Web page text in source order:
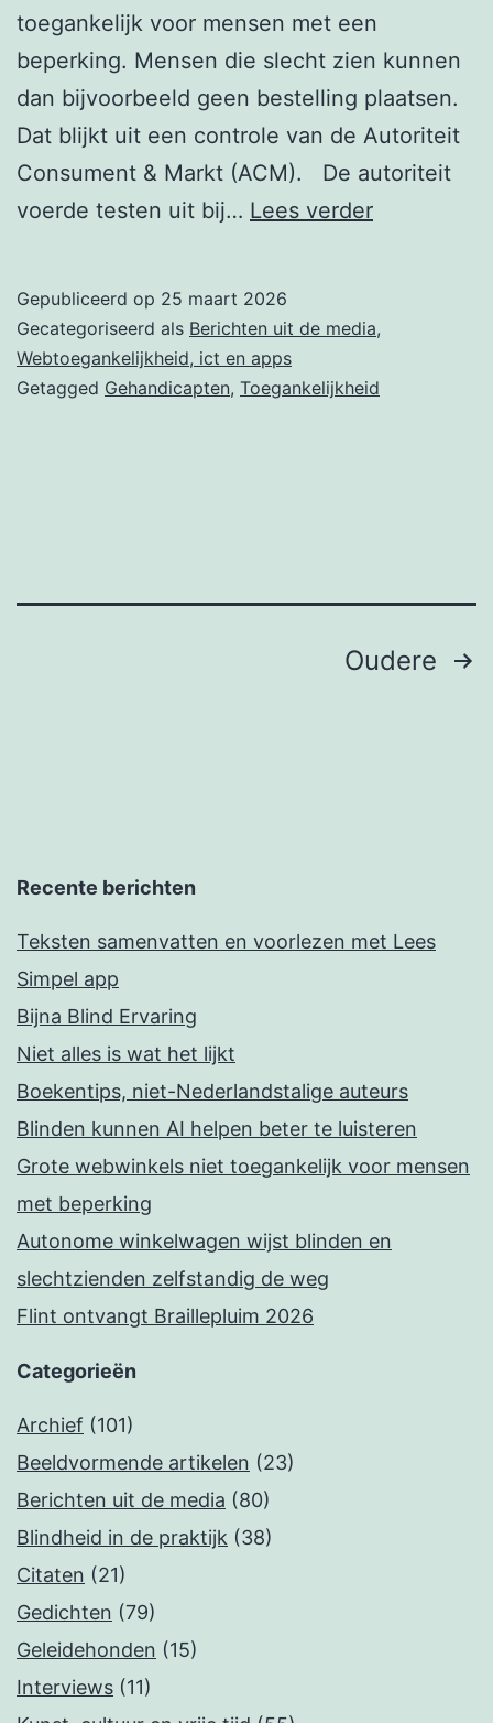
toegankelijk voor mensen met een
beperking. Mensen die slecht zien kunnen
dan bijvoorbeeld geen bestelling plaatsen.
Dat blijkt uit een controle van de Autoriteit
Consument & Markt (ACM). De autoriteit
voerde testen uit bij… Lees verderGrote
mensen
Gepubliceerd op 25 maart 2026
Gecategoriseerd als Berichten uit de media,
Webtoegankelijkheid, ict en apps
Getagged Gehandicapten, Toegankelijkheid
Oudere
Recente berichten
Teksten samenvatten en voorlezen met Lees
Simpel app
Bijna Blind Ervaring
Niet alles is wat het lijkt
Boekentips, niet-Nederlandstalige auteurs
Blinden kunnen AI helpen beter te luisteren
Grote webwinkels niet toegankelijk voor mensen
met beperking
Autonome winkelwagen wijst blinden en
slechtzienden zelfstandig de weg
Flint ontvangt Braillepluim 2026
Categorieën
Archief (101)
Beeldvormende artikelen (23)
Berichten uit de media (80)
Blindheid in de praktijk (38)
Citaten (21)
Gedichten (79)
Geleidehonden (15)
Interviews (11)